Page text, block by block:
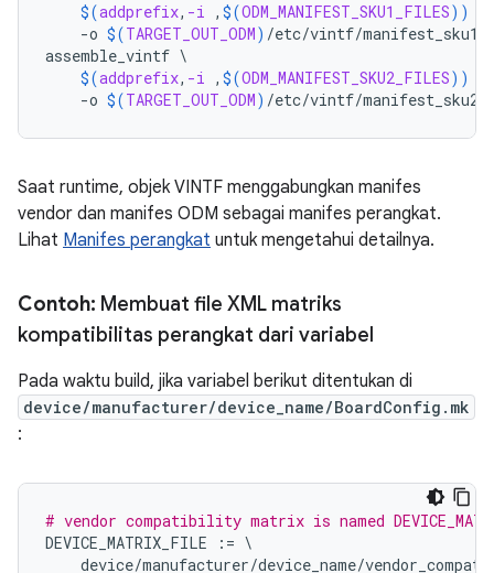
$(addprefix, -i , $(ODM_MANIFEST_SKU1_FILES))
-o $(TARGET_OUT_ODM) /etc/vintf/
assemble_vintf \
$(addprefix, -i , $(ODM_MANIFEST_SKU2_FILES))
-o $(TARGET_OUT_ODM) /etc/vintf/
Saat runtime, objek VINTF menggabungkan manifes
vendor dan manifes ODM sebagai manifes perangkat.
Lihat Manifes perangkat untuk mengetahui detailnya.
Contoh: Membuat file XML matriks
kompatibilitas perangkat dari variabel
Pada waktu build, jika variabel berikut ditentukan di
device/manufacturer/device_name/BoardConfig.mk
:
# vendor compatibility matrix is named
DEVICE_MATRIX_FILE
:= \
device/manufacturer/device_name/